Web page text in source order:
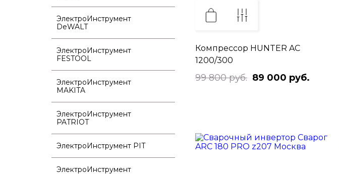
ЭлектроИнструмент
DeWALT
ЭлектроИнструмент
FESTOOL
ЭлектроИнструмент
MAKITA
ЭлектроИнструмент
PATRIOT
ЭлектроИнструмент PIT
ЭлектроИнструмент
Компрессор HUNTER AC
1200/300
99 800 руб. 89 000 руб.